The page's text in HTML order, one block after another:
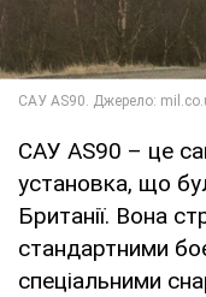
САУ AS90 – це
установка, що
Британії. Вона
стандартними
спеціальними